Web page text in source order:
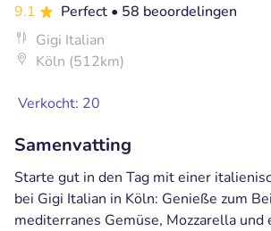
9.1 Perfect • 58 beoordelingen
Gigi Italian
Köln (512km)
Verkocht: 20
Samenvatting
Starte gut in den Tag mit einer
bei Gigi Italian in Köln: Genieße zum
mediterranes Gemüse, Mozzarella